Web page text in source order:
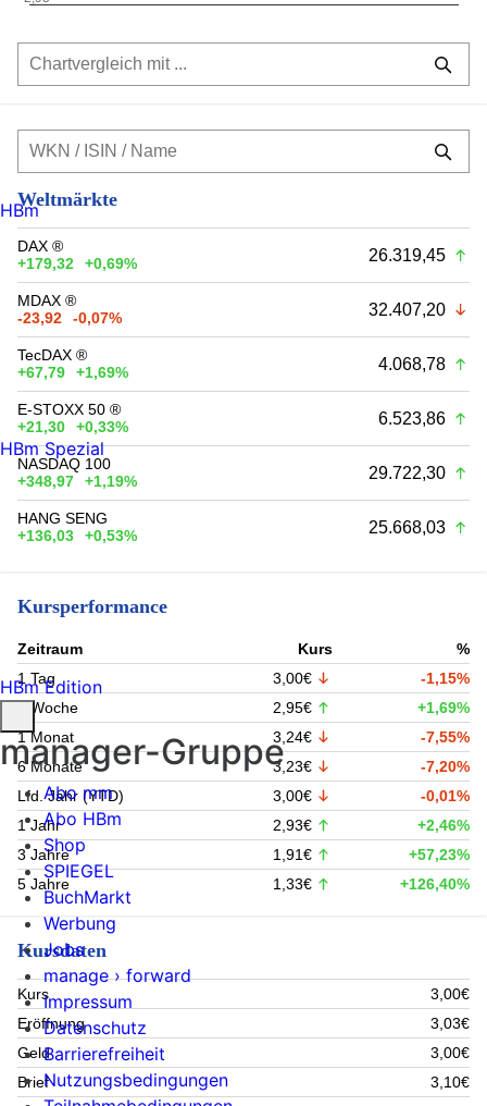
Weltmärkte
DAX ®
+179,32
+0,69% 26.319,45
MDAX ®
-23,92
-0,07% 32.407,20
TecDAX ®
+67,79
+1,69% 4.068,78
E-STOXX 50 ®
+21,30
+0,33% 6.523,86
NASDAQ 100
+348,97
+1,19% 29.722,30
HANG SENG
+136,03
+0,53% 25.668,03
Kursperformance
Zeitraum Kurs
%
1 Tag
3,00€
-1,15%
1 Woche
2,95€
+1,69%
1 Monat
3,24€
-7,55%
6 Monate
3,23€
-7,20%
Lfd. Jahr (YTD)
3,00€
-0,01%
1 Jahr
2,93€
+2,46%
3 Jahre
1,91€
+57,23%
5 Jahre
1,33€ +126,40%
Kursdaten
Kurs
3,00€
Eröffnung
3,03€
Geld
3,00€
Brief
3,10€
HBm
HBm Spezial
HBm Edition
manager-Gruppe
Abo mm
Abo HBm
Shop
SPIEGEL
BuchMarkt
Werbung
Jobs
manage › forward
Impressum
Datenschutz
Barrierefreiheit
Nutzungsbedingungen